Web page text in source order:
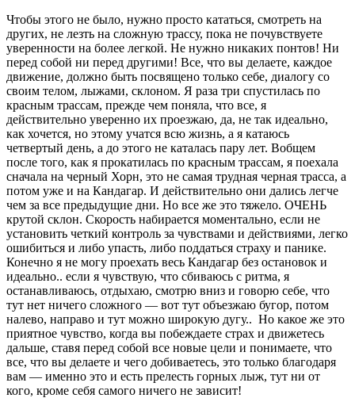
Чтобы этого не было, нужно просто кататься, смотреть на
других, не лезть на сложную трассу, пока не почувствуете
уверенности на более легкой. Не нужно никаких понтов! Ни
перед собой ни перед другими! Все, что вы делаете, каждое
движение, должно быть посвящено только себе, диалогу со
своим телом, лыжами, склоном. Я раза три спустилась по
красным трассам, прежде чем поняла, что все, я
действительно уверенно их проезжаю, да, не так идеально,
как хочется, но этому учатся всю жизнь, а я катаюсь
четвертый день, а до этого не каталась пару лет. Вобщем
после того, как я прокатилась по красным трассам, я поехала
сначала на черный Хорн, это не самая трудная черная трасса, а
потом уже и на Кандагар. И действительно они дались легче
чем за все предыдущие дни. Но все же это тяжело. ОЧЕНЬ
крутой склон. Скорость набирается моментально, если не
установить четкий контроль за чувствами и действиями, легко
ошибиться и либо упасть, либо поддаться страху и панике.
Конечно я не могу проехать весь Кандагар без остановок и
идеально.. если я чувствую, что сбиваюсь с ритма, я
останавливаюсь, отдыхаю, смотрю вниз и говорю себе, что
тут нет ничего сложного — вот тут объезжаю бугор, потом
налево, направо и тут можно широкую дугу.. Но какое же это
приятное чувство, когда вы побеждаете страх и движетесь
дальше, ставя перед собой все новые цели и понимаете, что
все, что вы делаете и чего добиваетесь, это только благодаря
вам — именно это и есть прелесть горных лыж, тут ни от
кого, кроме себя самого ничего не зависит!